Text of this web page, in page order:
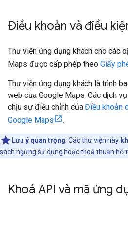
Điều khoản và điều
Thư viện ứng dụng khách cho các
Maps được cấp phép theo Giấy
Thư viện ứng dụng khách là trình
web của Google Maps. Các dịch
chịu sự điều chỉnh của Điều khoản
Google Maps
.
Lưu ý quan trọng: Các thư viện này
sách ngừng sử dụng hoặc thoả thuận hỗ
Khoá API và mã ứng